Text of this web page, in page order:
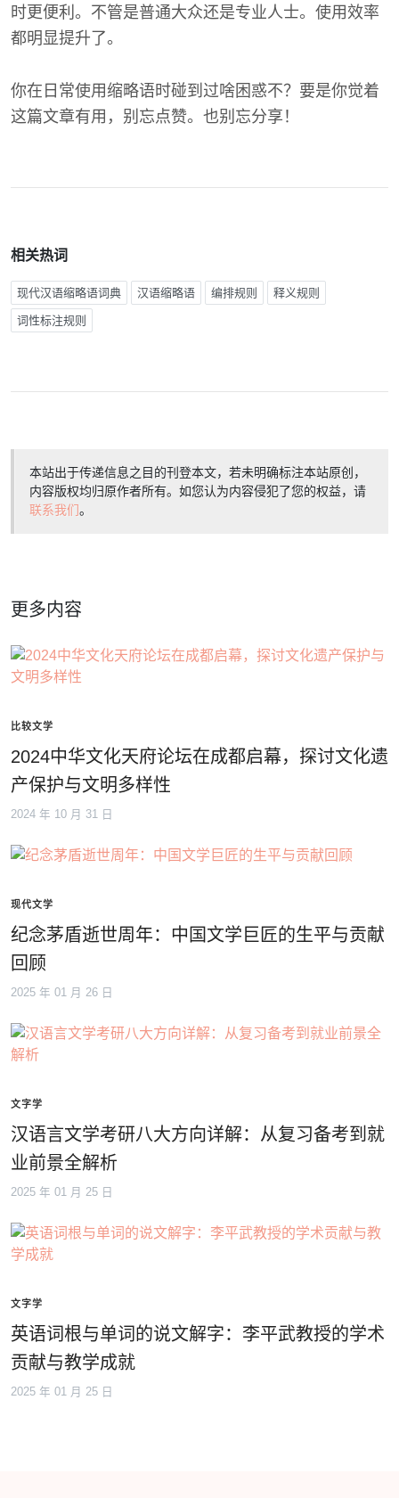
时更便利。不管是普通大众还是专业人士。使用效率
都明显提升了。
你在日常使用缩略语时碰到过啥困惑不？要是你觉着
这篇文章有用，别忘点赞。也别忘分享！
相关热词
现代汉语缩略语词典 汉语缩略语 编排规则 释义规则
词性标注规则
本站出于传递信息之目的刊登本文，若未明确标注本站原创，
内容版权均归原作者所有。如您认为内容侵犯了您的权益，请
联系我们。
更多内容
比较文学
2024中华文化天府论坛在成都启幕，探讨文化遗
产保护与文明多样性
2024 年 10 月 31 日
现代文学
纪念茅盾逝世周年：中国文学巨匠的生平与贡献
回顾
2025 年 01 月 26 日
文字学
汉语言文学考研八大方向详解：从复习备考到就
业前景全解析
2025 年 01 月 25 日
文字学
英语词根与单词的说文解字：李平武教授的学术
贡献与教学成就
2025 年 01 月 25 日